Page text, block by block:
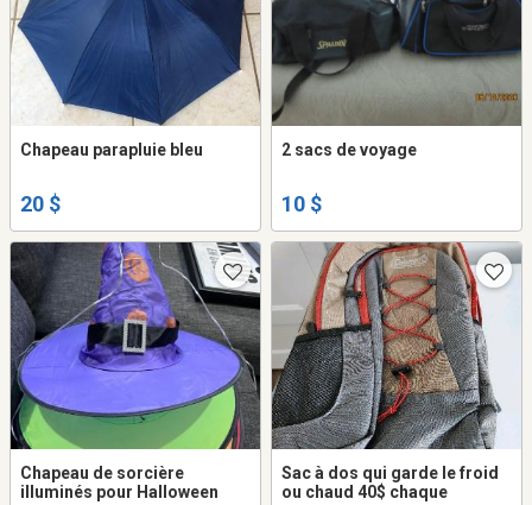
Chapeau parapluie bleu
20 $
2 sacs de voyage
10 $
Chapeau de sorcière
illuminés pour Halloween
Sac à dos qui garde le froid
ou chaud 40$ chaque